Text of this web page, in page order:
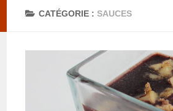
CATÉGORIE :SAUCES